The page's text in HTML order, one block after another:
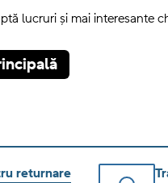
lucruri și mai interesante
returnare